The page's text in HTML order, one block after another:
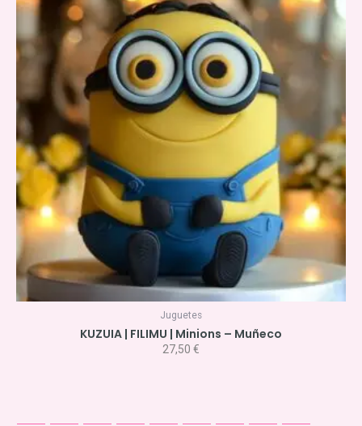
Juguetes
KUZUIA | FILIMU | Minions – Muñeco
27,50 €